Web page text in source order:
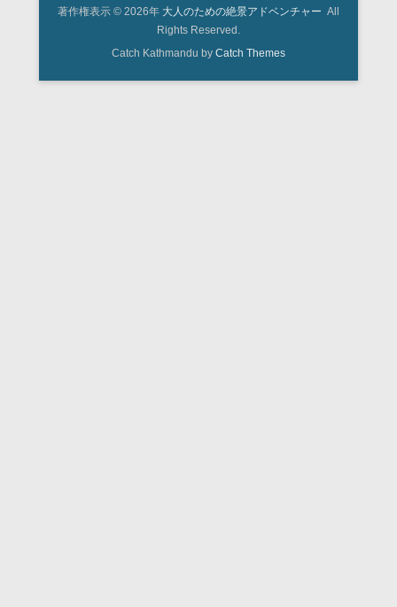
著作権表示 © 2026年 大人のための絶景アドベンチャー All
Rights Reserved.
Catch Kathmandu by Catch Themes